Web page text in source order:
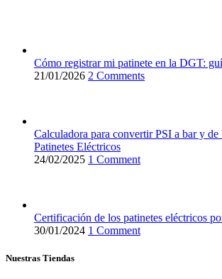
Cómo registrar mi patinete en la DGT:
21/01/2026 2 Comments
Calculadora para convertir PSI a bar y de
Patinetes Eléctricos
24/02/2025 1 Comment
Certificación de los patinetes eléctricos
30/01/2024 1 Comment
Nuestras Tiendas